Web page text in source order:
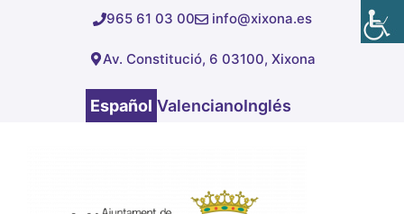
965 61 03 00 info@xixona.es
Av. Constitució, 6 03100, Xixona
Español ValencianoInglés